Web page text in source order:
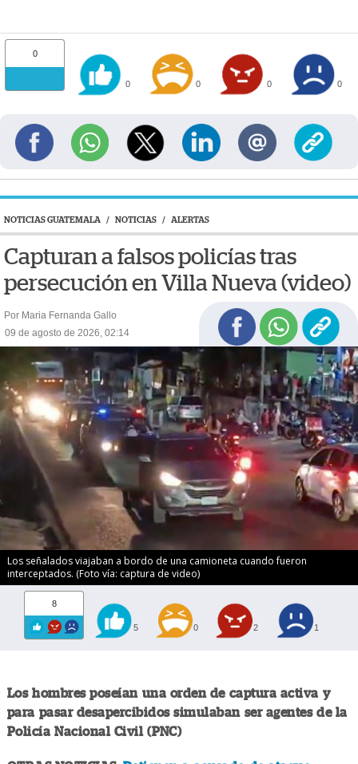
0
0 0 0 0
NOTICIAS GUATEMALA / NOTICIAS / ALERTAS
Capturan a falsos policías tras
persecución en Villa Nueva (video)
Por Maria Fernanda Gallo
09 de agosto de 2026, 02:14
Los señalados viajaban a bordo de una camioneta cuando fueron
interceptados. (Foto vía: captura de video)
8
5 0 2 1
Los hombres poseían una orden de captura activa y
para pasar desapercibidos simulaban ser agentes de la
Policía Nacional Civil (PNC)